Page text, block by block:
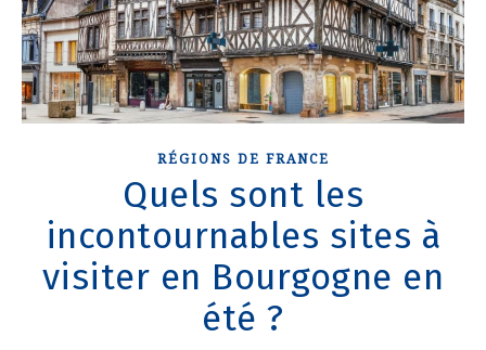
RÉGIONS DE FRANCE
Quels sont les
incontournables sites à
visiter en Bourgogne en
été ?